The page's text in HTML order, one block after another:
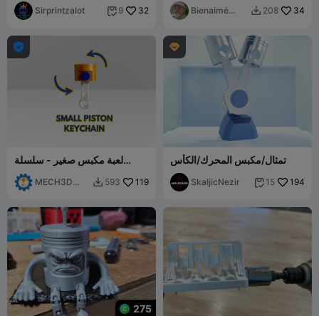
Sirprintzalot  9 32
Bienaimé
 208 34

لعبة مكبس صغير - سلسلة
مفاتيح ميكانيكية وحامل مفاتيح
MECH3D
 593 119

تمثال/مكبس المحرك/الكأس
SkaljicNezir  15 194
275